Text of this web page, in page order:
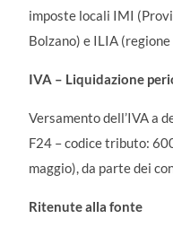
imposte locali IMI
Bolzano) e ILIA
IVA – Liquidazione
Versamento dell’IVA a
F24 – codice tributo:
maggio), da parte dei
Ritenute alla fonte